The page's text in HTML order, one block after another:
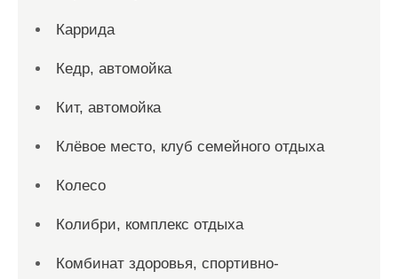
Каррида
Кедр, автомойка
Кит, автомойка
Клёвое место, клуб семейного отдыха
Колесо
Колибри, комплекс отдыха
Комбинат здоровья, спортивно-